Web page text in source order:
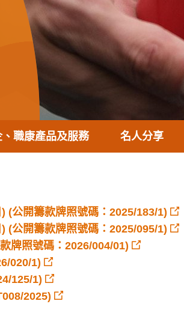
、職康產品及服務 名人分享
(公開籌款牌照號碼：2025/183/1)
(公開籌款牌照號碼：2025/095/1)
牌照號碼：2026/004/01)
020/1)
125/1)
2025)